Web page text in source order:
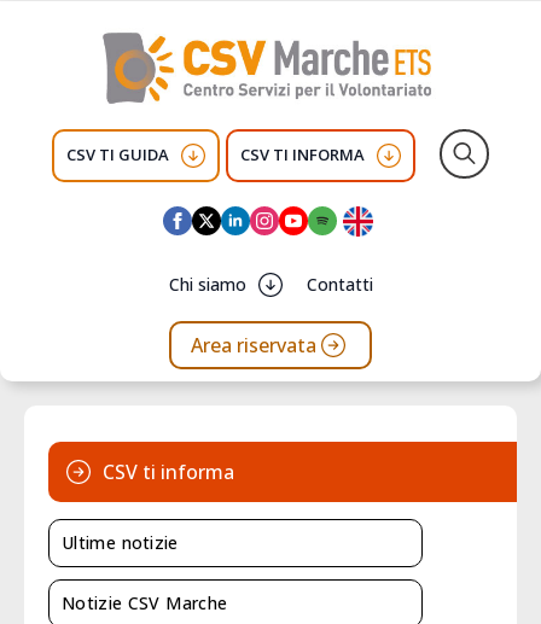
CSV TI GUIDA CSV TI INFORMA
Chi siamo Contatti
Area riservata
CSV ti informa
Ultime notizie
Notizie CSV Marche